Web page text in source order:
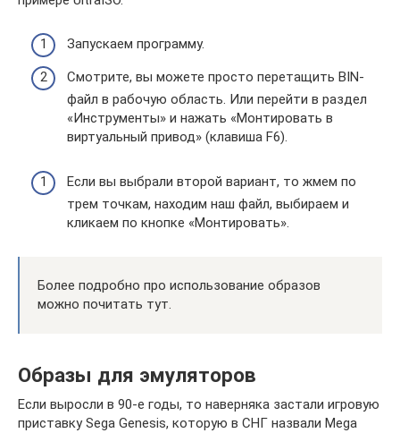
Запускаем программу.
Смотрите, вы можете просто перетащить BIN-
файл в рабочую область. Или перейти в раздел
«Инструменты» и нажать «Монтировать в
виртуальный привод» (клавиша F6).
Если вы выбрали второй вариант, то жмем по
трем точкам, находим наш файл, выбираем и
кликаем по кнопке «Монтировать».
Более подробно про использование образов
можно почитать тут.
Образы для эмуляторов
Если выросли в 90-е годы, то наверняка застали игровую
приставку Sega Genesis, которую в СНГ назвали Mega